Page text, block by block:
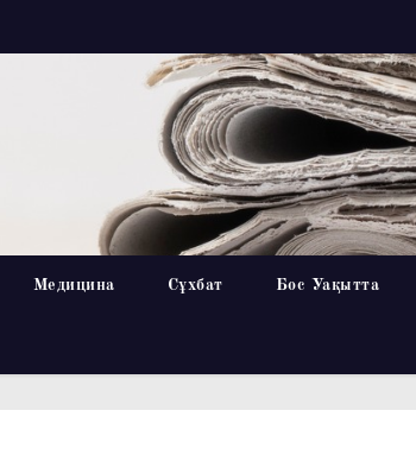
Медицина Сұхбат Бос Уақытта